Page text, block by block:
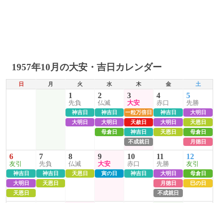
1957年10月の大安・吉日カレンダー
日 月 火 水 木 金 土
1
先負
神吉日
大明日
2
仏滅
神吉日
大明日
母倉日
3
大安
一粒万倍日
天赦日
神吉日
不成就日
4
赤口
神吉日
大明日
天恩日
5
先勝
大明日
天恩日
母倉日
月徳日
6
友引
神吉日
大明日
天恩日
7
先負
神吉日
天恩日
8
仏滅
天恩日
9
大安
寅の日
10
赤口
神吉日
11
先勝
大明日
月徳日
不成就日
12
友引
母倉日
巳の日